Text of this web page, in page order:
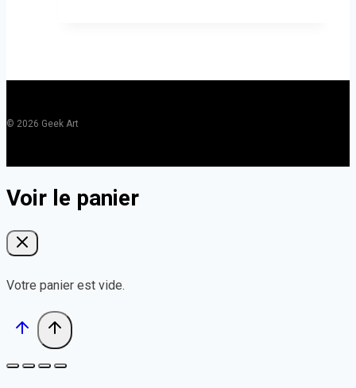
© 2026 Geek Art
Voir le panier
Votre panier est vide.